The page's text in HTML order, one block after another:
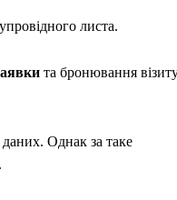
листа.
та бронювання
даних. Однак за таке